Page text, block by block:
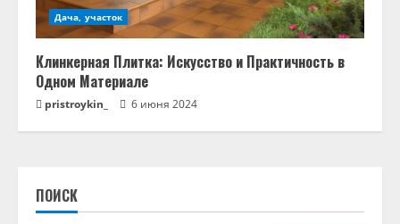
Дача, участок
Клинкерная Плитка: Искусство и Практичность в
Одном Материале
pristroykin_ 6 июня 2024
ПОИСК